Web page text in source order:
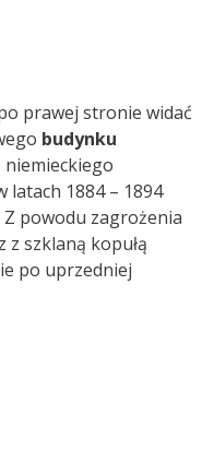
prawej stronie widać
budynku
latach 1884 – 1894
powodu zagrożenia
szklaną kopułą
po uprzedniej